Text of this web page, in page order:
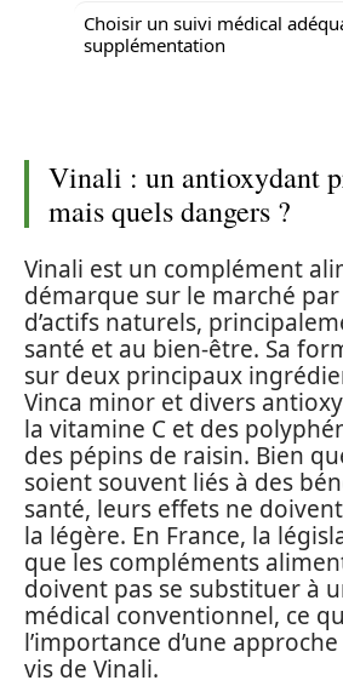
Choisir un suivi médical
supplémentation
Vinali : un antioxydant
mais quels dangers ?
Vinali est un complément
démarque sur le marché
d’actifs naturels,
santé et au bien-être. Sa
sur deux principaux
Vinca minor et divers
la vitamine C et des
des pépins de raisin. Bien
soient souvent liés à des
santé, leurs effets ne
la légère. En France, la
que les compléments
doivent pas se substituer à
médical conventionnel, ce
l’importance d’une
vis de Vinali.